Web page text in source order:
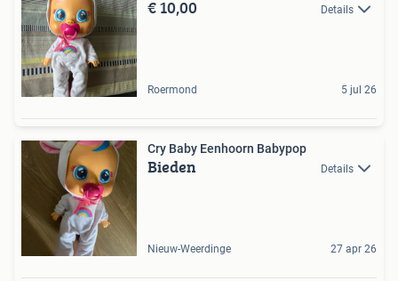
€ 10,00 Details
Roermond 5 jul 26
Cry Baby Eenhoorn Babypop
Bieden Details
Nieuw-Weerdinge 27 apr 26